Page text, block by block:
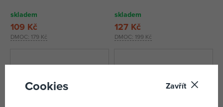
skladem
DMOC: 179 Kč
109 Kč
skladem
DMOC: 199 Kč
127 Kč
Cookies Zavřít